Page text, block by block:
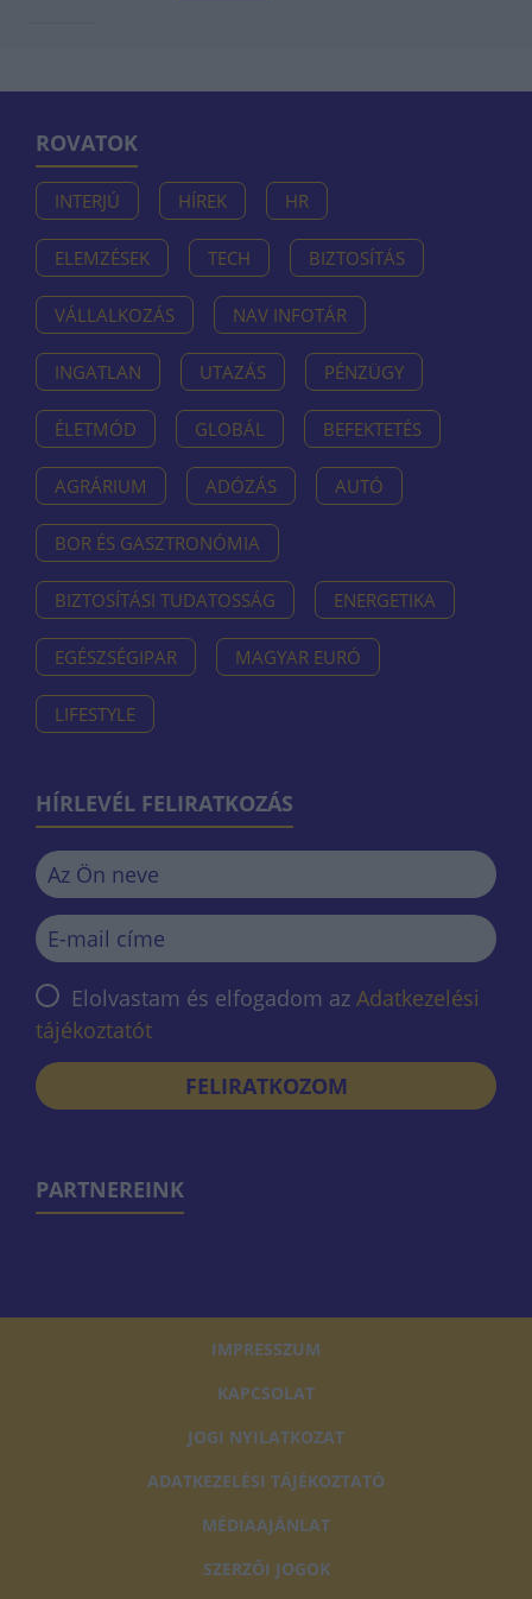
ROVATOK
INTERJÚ HÍREK HR
ELEMZÉSEK TECH BIZTOSÍTÁS
VÁLLALKOZÁS NAV INFOTÁR
INGATLAN UTAZÁS PÉNZÜGY
ÉLETMÓD GLOBÁL BEFEKTETÉS
AGRÁRIUM ADÓZÁS AUTÓ
BOR ÉS GASZTRONÓMIA
BIZTOSÍTÁSI TUDATOSSÁG ENERGETIKA
EGÉSZSÉGIPAR MAGYAR EURÓ
LIFESTYLE
HÍRLEVÉL FELIRATKOZÁS
Elolvastam és elfogadom az Adatkezelési
tájékoztatót
FELIRATKOZOM
PARTNEREINK
IMPRESSZUM
KAPCSOLAT
JOGI NYILATKOZAT
ADATKEZELÉSI TÁJÉKOZTATÓ
MÉDIAAJÁNLAT
SZERZŐI JOGOK